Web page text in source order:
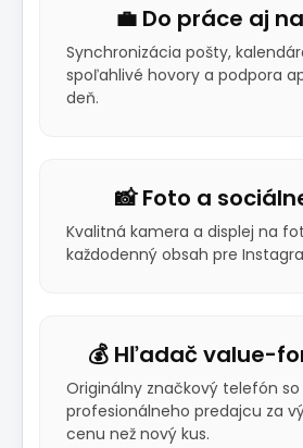
💼 Do práce aj
Synchronizácia pošty,
spoľahlivé hovory a podpora
deň.
📸 Foto a
Kvalitná kamera a displej na
každodenný obsah pre
💰 Hľadač value-
Originálny značkový telefón
profesionálneho predajcu za
cenu než nový kus.